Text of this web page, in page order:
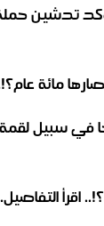
تدشين
مائة
في سبيل لقمة
اقرأ